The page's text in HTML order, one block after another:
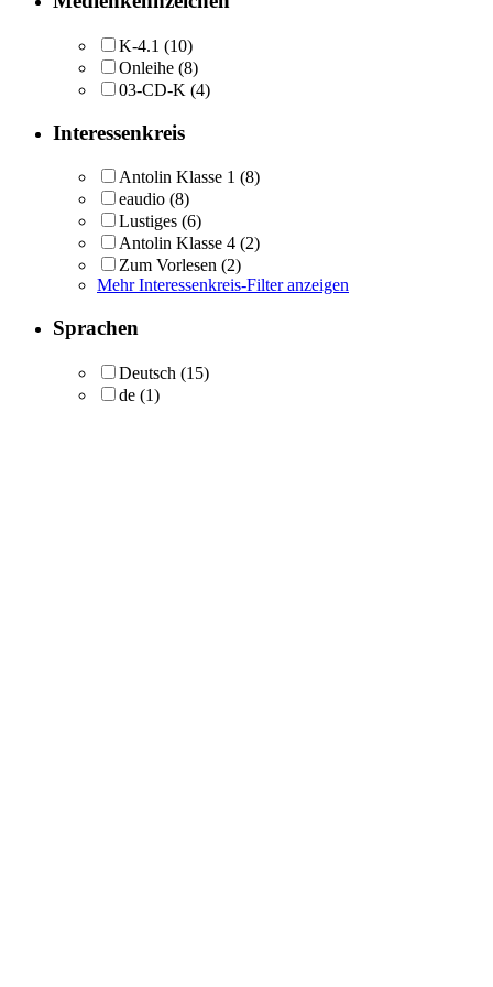
K-4.1 (10)
Onleihe (8)
03-CD-K (4)
Interessenkreis
Antolin Klasse 1 (8)
eaudio (8)
Lustiges (6)
Antolin Klasse 4 (2)
Zum Vorlesen (2)
Mehr Interessenkreis-Filter anzeigen
Sprachen
Deutsch (15)
de (1)